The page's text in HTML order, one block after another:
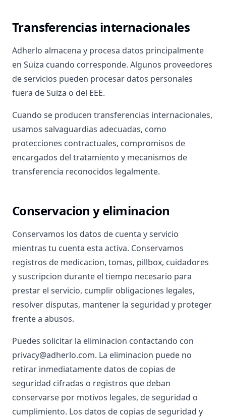
Transferencias internacionales
Adherlo almacena y procesa datos principalmente
en Suiza cuando corresponde. Algunos proveedores
de servicios pueden procesar datos personales
fuera de Suiza o del EEE.
Cuando se producen transferencias internacionales,
usamos salvaguardias adecuadas, como
protecciones contractuales, compromisos de
encargados del tratamiento y mecanismos de
transferencia reconocidos legalmente.
Conservacion y eliminacion
Conservamos los datos de cuenta y servicio
mientras tu cuenta esta activa. Conservamos
registros de medicacion, tomas, pillbox, cuidadores
y suscripcion durante el tiempo necesario para
prestar el servicio, cumplir obligaciones legales,
resolver disputas, mantener la seguridad y proteger
frente a abusos.
Puedes solicitar la eliminacion contactando con
privacy@adherlo.com. La eliminacion puede no
retirar inmediatamente datos de copias de
seguridad cifradas o registros que deban
conservarse por motivos legales, de seguridad o
cumplimiento. Los datos de copias de seguridad y